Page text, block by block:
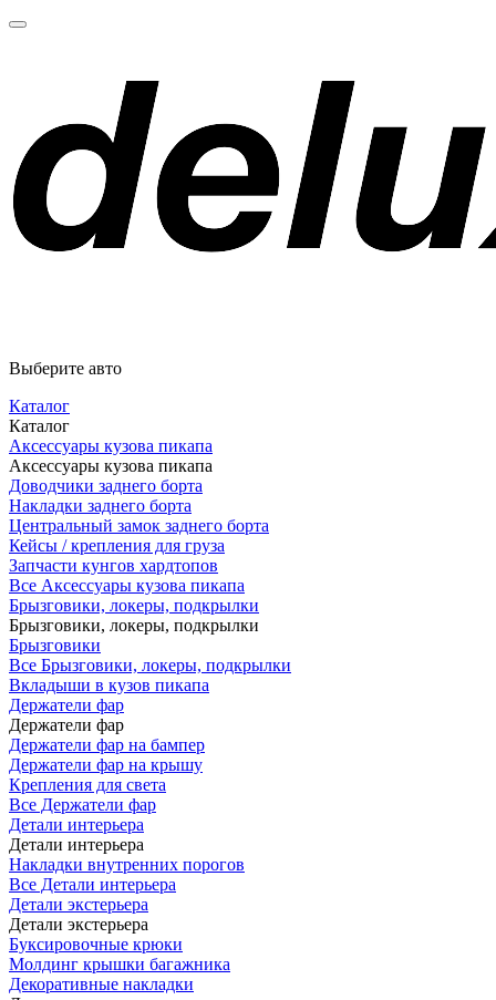
Выберите авто
Каталог
Каталог
Аксессуары кузова пикапа
Аксессуары кузова пикапа
Доводчики заднего борта
Накладки заднего борта
Центральный замок заднего борта
Кейсы / крепления для груза
Запчасти кунгов хардтопов
Все Аксессуары кузова пикапа
Брызговики, локеры, подкрылки
Брызговики, локеры, подкрылки
Брызговики
Все Брызговики, локеры, подкрылки
Вкладыши в кузов пикапа
Держатели фар
Держатели фар
Держатели фар на бампер
Держатели фар на крышу
Крепления для света
Все Держатели фар
Детали интерьера
Детали интерьера
Накладки внутренних порогов
Все Детали интерьера
Детали экстерьера
Детали экстерьера
Буксировочные крюки
Молдинг крышки багажника
Декоративные накладки